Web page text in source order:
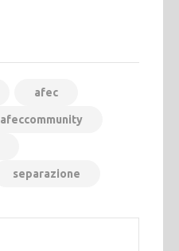
afec
afeccommunity
separazione